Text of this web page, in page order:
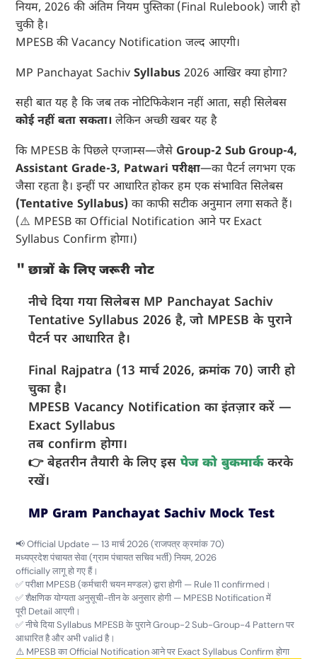
नियम, 2026 की अंतिम नियम पुस्तिका (Final Rulebook) जारी हो
चुकी है।
MPESB की Vacancy Notification जल्द आएगी।
MP Panchayat Sachiv Syllabus 2026 आखिर क्या होगा?
सही बात यह है कि जब तक नोटिफिकेशन नहीं आता, सही सिलेबस
कोई नहीं बता सकता। लेकिन अच्छी खबर यह है
कि MPESB के पिछले एग्जाम्स—जैसे Group-2 Sub Group-4,
Assistant Grade-3, Patwari परीक्षा—का पैटर्न लगभग एक
जैसा रहता है। इन्हीं पर आधारित होकर हम एक संभावित सिलेबस
(Tentative Syllabus) का काफी सटीक अनुमान लगा सकते हैं।
(⚠️ MPESB का Official Notification आने पर Exact
Syllabus Confirm होगा।)
छात्रों के लिए जरूरी नोट
नीचे दिया गया सिलेबस MP Panchayat Sachiv
Tentative Syllabus 2026 है, जो MPESB के पुराने
पैटर्न पर आधारित है।
Final Rajpatra (13 मार्च 2026, क्रमांक 70) जारी हो
चुका है।
MPESB Vacancy Notification का इंतज़ार करें —
Exact Syllabus
तब confirm होगा।
👉 बेहतरीन तैयारी के लिए इस पेज को बुकमार्क करके
रखें।
MP Gram Panchayat Sachiv Mock Test
📢 Official Update — 13 मार्च 2026 (राजपत्र क्रमांक 70)
मध्यप्रदेश पंचायत सेवा (ग्राम पंचायत सचिव भर्ती) नियम, 2026
officially लागू हो गए हैं।
✅ परीक्षा MPESB (कर्मचारी चयन मण्डल) द्वारा होगी — Rule 11 confirmed।
✅ शैक्षणिक योग्यता अनुसूची-तीन के अनुसार होगी — MPESB Notification में
पूरी Detail आएगी।
✅ नीचे दिया Syllabus MPESB के पुराने Group-2 Sub-Group-4 Pattern पर
आधारित है और अभी valid है।
⚠️ MPESB का Official Notification आने पर Exact Syllabus Confirm होगा